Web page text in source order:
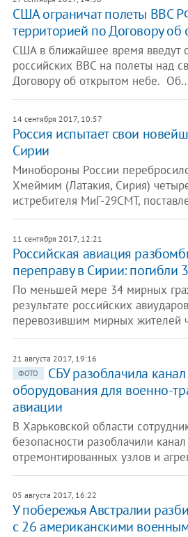
США ограничат полеты ВВС
территорией по Договору об
США в ближайшее время введут
российских ВВС на полеты над
Договору об открытом небе.
14 сентября 2017, 10:57
Россия испытает свои
Сирии
Минобороны России
Хмеймим (Латакия, Сирия)
истребителя МиГ-29СМТ,
11 сентября 2017, 12:21
Российская авиация
переправу в Сирии: погибли
По меньшей мере 34 мирных
результате российских
перевозившим мирных жителей
21 августа 2017, 19:16
ФОТО
СБУ разоблачила
оборудования для военно-
авиации
В Харьковской области
безопасности разоблачили
отремонтированных узлов и
05 августа 2017, 16:22
У побережья Австралии
с 26 американскими